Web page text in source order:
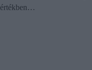
értékben…